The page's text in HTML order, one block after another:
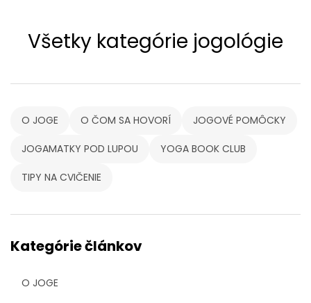
Kategórie článkov
O JOGE
Všetky kategórie jogológie
O JOGE O ČOM SA HOVORÍ JOGOVÉ POMÔCKY
JOGAMATKY POD LUPOU YOGA BOOK CLUB
TIPY NA CVIČENIE